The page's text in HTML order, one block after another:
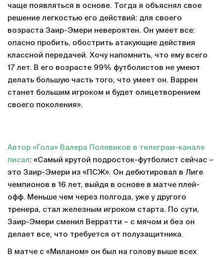
чаще появляться в основе. Тогда я объяснял свое
решение легкостью его действий: для своего
возраста Заир-Эмери невероятен. Он умеет все:
опасно пробить, обострить атакующие действия
классной передачей. Хочу напомнить, что ему всего
17 лет. В его возрасте 99% футболистов не умеют
делать большую часть того, что умеет он. Варрен
станет большим игроком и будет олицетворением
своего поколения».
Автор «Гола» Валера Полевиков в телеграм-канале
писал: «Самый крутой подросток-футболист сейчас –
это Заир-Эмери из «ПСЖ». Он дебютировал в Лиге
чемпионов в 16 лет, выйдя в основе в матче плей-
офф. Меньше чем через полгода, уже у другого
тренера, стал железным игроком старта. По сути,
Заир-Эмери сменил Верратти – с мячом и без он
делает все, что требуется от полузащитника.
В матче с «Миланом» он был на голову выше всех